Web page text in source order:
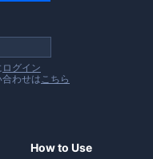
ログイン
わせはこちら
How to Use